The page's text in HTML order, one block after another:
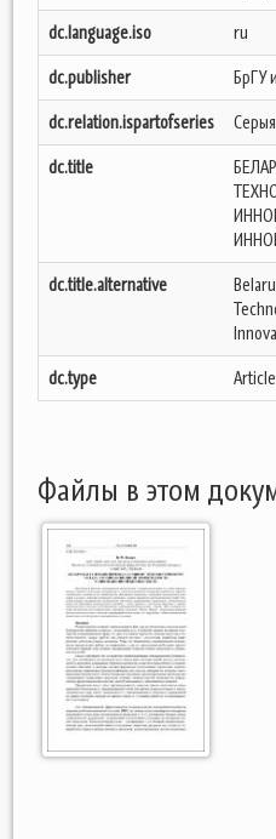
dc.language.iso
ru
dc.publisher
БрГУ
dc.relation.ispartofseries
Серыя
dc.title
dc.title.alternative
dc.type
Article
Файлы в этом